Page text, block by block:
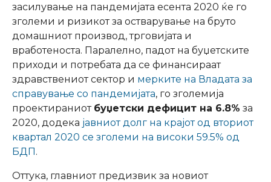
засилување на пандемијата есента 2020 ќе го
зголеми и ризикот за остварување на бруто
домашниот производ, трговијата и
вработеноста. Паралелно, падот на буџетските
приходи и потребата да се финансираат
здравствениот сектор и мерките на Владата за
справување со пандемијата, го зголемиja
проектираниот буџетски дефицит на 6.8% за
2020, додека јавниот долг на крајот од вториот
квартал 2020 се зголеми на високи 59.5% од
БДП.
Оттука, главниот предизвик за новиот